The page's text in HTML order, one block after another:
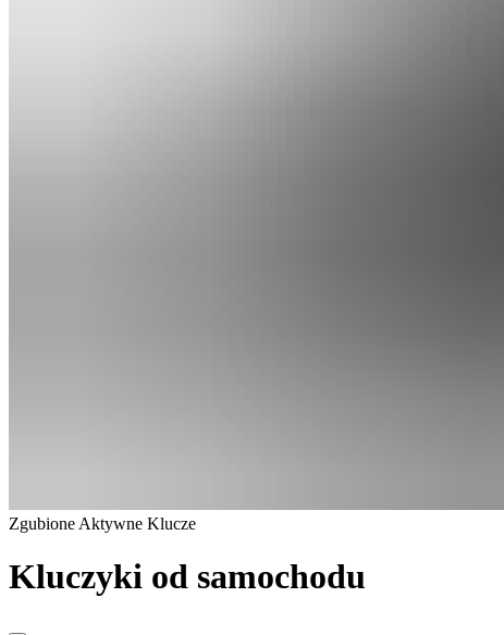
Zgubione Aktywne Klucze
Kluczyki od samochodu